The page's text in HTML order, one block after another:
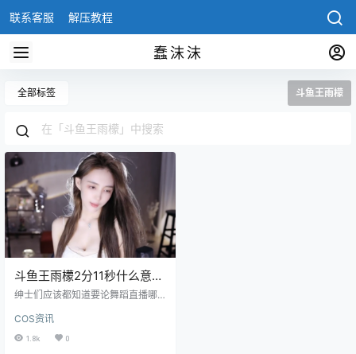
联系客服 解压教程
蠢沫沫
全部标签 斗鱼王雨檬
斗鱼王雨檬2分11秒什么意
思，王指导王雨檬黑历史
绅士们应该都知道要论舞蹈直播哪
鱼的舞蹈主播中比较有名的主播不
少，斗鱼王雨檬就是其中一位，王
COS资讯
1.8k 0